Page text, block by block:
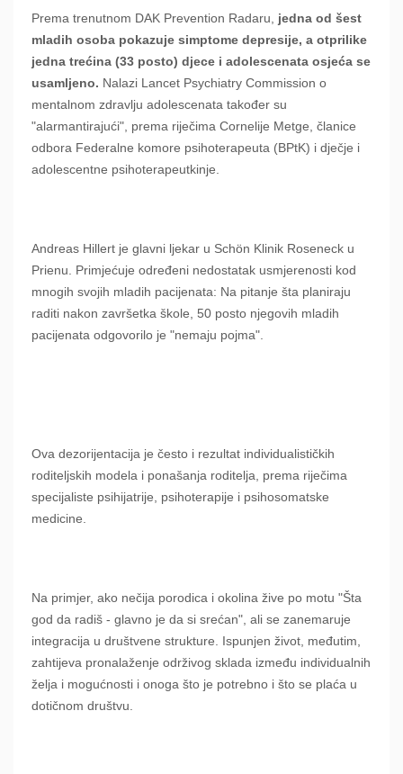
Prema trenutnom DAK Prevention Radaru, jedna od šest
mladih osoba pokazuje simptome depresije, a otprilike
jedna trećina (33 posto) djece i adolescenata osjeća se
usamljeno. Nalazi Lancet Psychiatry Commission o
mentalnom zdravlju adolescenata također su
"alarmantirajući", prema riječima Cornelije Metge, članice
odbora Federalne komore psihoterapeuta (BPtK) i dječje i
adolescentne psihoterapeutkinje.
Andreas Hillert je glavni ljekar u Schön Klinik Roseneck u
Prienu. Primjećuje određeni nedostatak usmjerenosti kod
mnogih svojih mladih pacijenata: Na pitanje šta planiraju
raditi nakon završetka škole, 50 posto njegovih mladih
pacijenata odgovorilo je "nemaju pojma".
Ova dezorijentacija je često i rezultat individualističkih
roditeljskih modela i ponašanja roditelja, prema riječima
specijaliste psihijatrije, psihoterapije i psihosomatske
medicine.
Na primjer, ako nečija porodica i okolina žive po motu "Šta
god da radiš - glavno je da si srećan", ali se zanemaruje
integracija u društvene strukture. Ispunjen život, međutim,
zahtijeva pronalaženje održivog sklada između individualnih
želja i mogućnosti i onoga što je potrebno i što se plaća u
dotičnom društvu.